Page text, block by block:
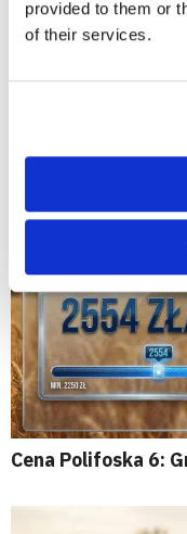
provided to them or
of their services.
Cena Polifoska 8
Cena Polifoska 6: